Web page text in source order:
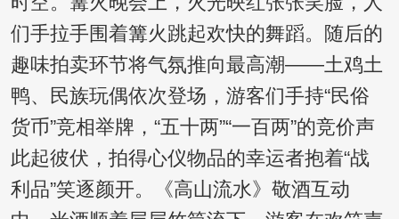
们手拉手围着篝火跳起欢快的舞蹈。随后的
趣味拍卖环节将气氛推向最高潮——土鸡土
鸭、民族玩偶依次登场，游客们手持“民俗
货币”竞相举牌，“五十两”“一百两”的竞价声
此起彼伏，拍得心仪物品的幸运者抱着“战
利品”笑逐颜开。《高山流水》敬酒互动